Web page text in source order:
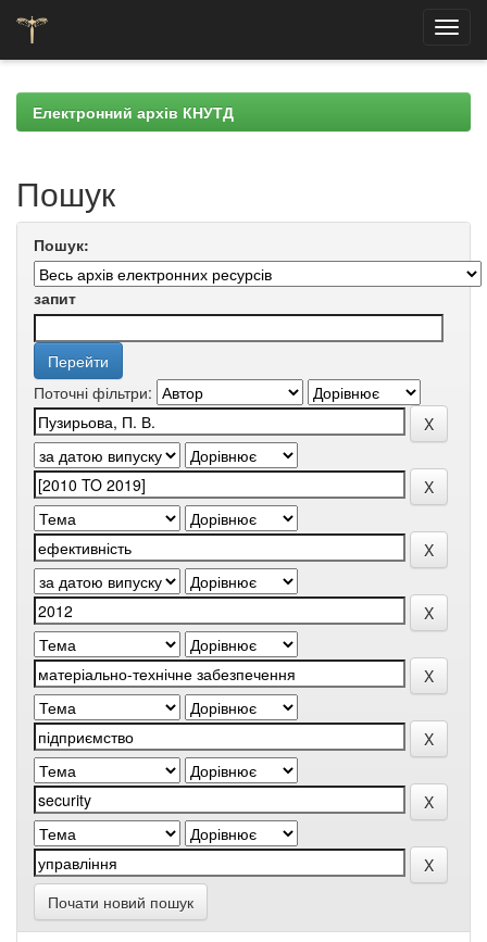
navigationЕлектронний архів КНУТД
Пошук
Пошук:
запит
Поточні фільтри:
Почати новий пошук